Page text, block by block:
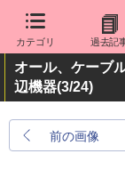
カテゴリ 過去記
オール、ケーブ
辺機器(3/24)
前の画像